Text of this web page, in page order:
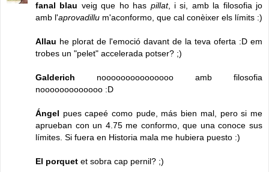
fanal blau veig que ho has pillat, i si, amb la filosofia jo
amb l'aprovadillu m'aconformo, que cal conèixer els límits :)
Allau he plorat de l'emoció davant de la teva oferta :D em
trobes un "pelet" accelerada potser? ;)
Galderich nooooooooooooooo amb filosofia
nooooooooooooo :D
Ángel pues capeé como pude, más bien mal, pero si me
aprueban con un 4.75 me conformo, que una conoce sus
límites. Si fuera en Historia mala me hubiera puesto :)
El porquet et sobra cap pernil? ;)